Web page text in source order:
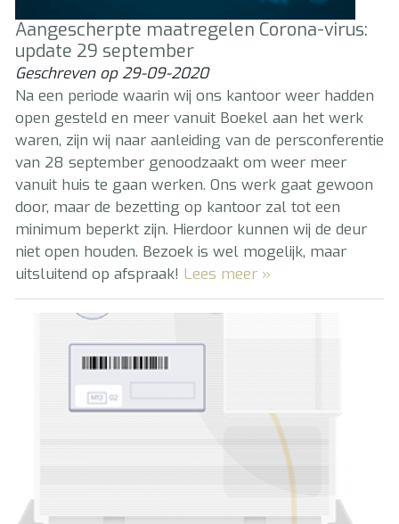
Aangescherpte maatregelen Corona-virus:
update 29 september
Geschreven op 29-09-2020
Na een periode waarin wij ons kantoor weer hadden
open gesteld en meer vanuit Boekel aan het werk
waren, zijn wij naar aanleiding van de persconferentie
van 28 september genoodzaakt om weer meer
vanuit huis te gaan werken. Ons werk gaat gewoon
door, maar de bezetting op kantoor zal tot een
minimum beperkt zijn. Hierdoor kunnen wij de deur
niet open houden. Bezoek is wel mogelijk, maar
uitsluitend op afspraak! Lees meer »